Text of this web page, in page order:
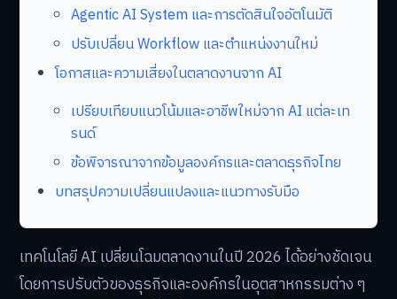
Agentic AI System และการตัดสินใจอัตโนมัติ
ปรับเปลี่ยน Workflow และตำแหน่งงานใหม่
โอกาสและความเสี่ยงในตลาดงานจาก AI
เปรียบเทียบแนวโน้มและอาชีพใหม่จาก AI แต่ละเท
รนด์
ข้อพิจารณาจากข้อมูลองค์กรและตลาดธุรกิจไทย
บทสรุปความเปลี่ยนแปลงและแนวทางรับมือ
เทคโนโลยี AI เปลี่ยนโฉมตลาดงานในปี 2026 ได้อย่างชัดเจน
โดยการปรับตัวของธุรกิจและองค์กรในอุตสาหกรรมต่าง ๆ